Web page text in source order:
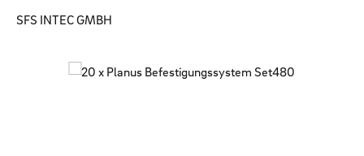
SFS INTEC GMBH
Bildergalerie überspringen